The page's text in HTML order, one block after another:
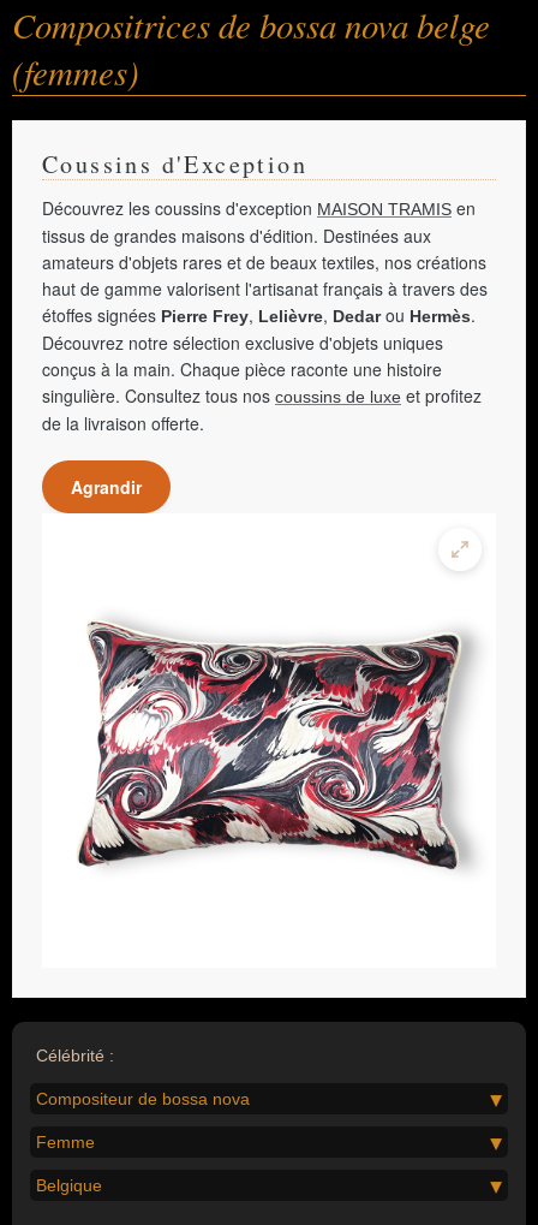
Compositrices de bossa nova belge
(femmes)
Coussins d'Exception
Découvrez les coussins d'exception MAISON TRAMIS en
tissus de grandes maisons d'édition. Destinées aux
amateurs d'objets rares et de beaux textiles, nos créations
haut de gamme valorisent l'artisanat français à travers des
étoffes signées Pierre Frey, Lelièvre, Dedarou Hermès.
Découvrez notre sélection exclusive d'objets uniques
conçus à la main. Chaque pièce raconte une histoire
singulière. Consultez tous nos coussins de luxe et profitez
de la livraison offerte.
Agrandir
Célébrité :
Compositeur de bossa nova
Femme
Belgique